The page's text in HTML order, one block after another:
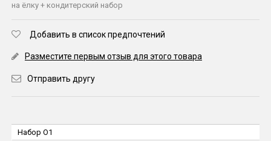
на ёлку + кондитерский набор
Добавить в список предпочтений
Разместите первым отзыв для этого товара
Отправить другу
Набор O1